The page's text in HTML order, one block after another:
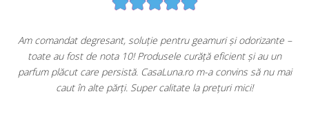
Am comandat degresant, soluție pentru geamuri și odorizante –
toate au fost de nota 10! Produsele curăță eficient și au un
parfum plăcut care persistă. CasaLuna.ro m-a convins să nu mai
caut în alte părți. Super calitate la prețuri mici!